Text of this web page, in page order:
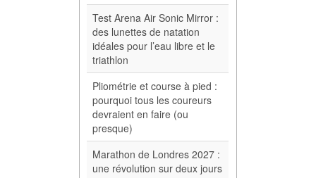
Test Arena Air Sonic Mirror :
des lunettes de natation
idéales pour l’eau libre et le
triathlon
Pliométrie et course à pied :
pourquoi tous les coureurs
devraient en faire (ou
presque)
Marathon de Londres 2027 :
une révolution sur deux jours